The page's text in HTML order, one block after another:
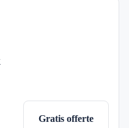
Gratis offerte